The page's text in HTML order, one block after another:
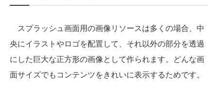
スプラッシュ画面用の画像リソースは多くの場合、中
央にイラストやロゴを配置して、それ以外の部分を透過
にした巨大な正方形の画像として作られます。どんな画
面サイズでもコンテンツをきれいに表示するためです。